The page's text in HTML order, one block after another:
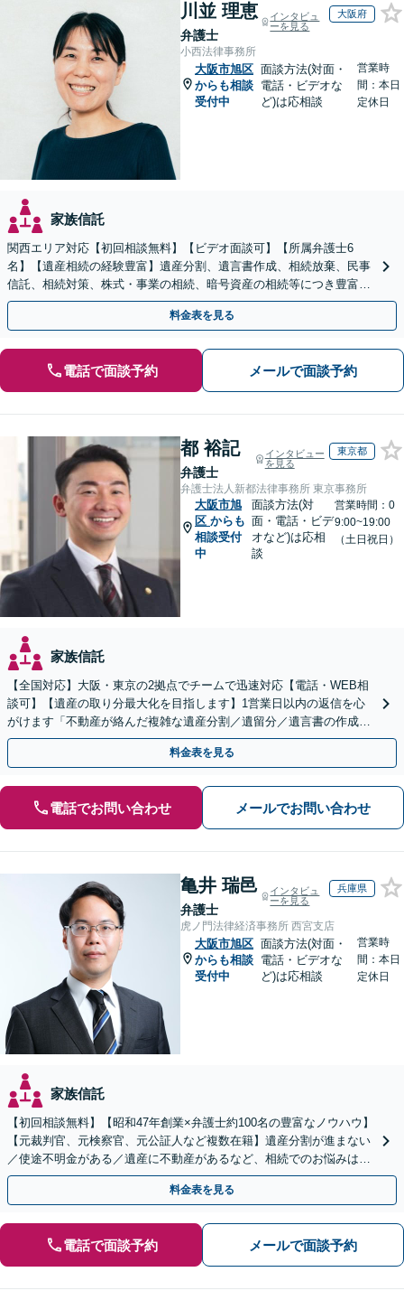
川並 理恵
弁護士
インタビュ
ーを見る
大阪府
小西法律事務所
大阪市旭区
からも相談
受付中
面談方法(対面・
電話・ビデオな
ど)は応相談
営業時
間：本日
定休日
家族信託
関西エリア対応【初回相談無料】【ビデオ面談可】【所属弁護士6
名】【遺産相続の経験豊富】遺産分割、遺言書作成、相続放棄、民事
信託、相続対策、株式・事業の相続、暗号資産の相続等につき豊富な
対応実績。【バリアフリー】【完全個室対応】
料金表を見る
電話で面談予約 メールで面談予約
都 裕記
弁護士
インタビュー
を見る
東京都
弁護士法人新都法律事務所 東京事務所
大阪市旭
区 からも
相談受付
中
面談方法(対
面・電話・ビデ
オなど)は応相
談
営業時間：0
9:00~19:00
（土日祝日）
家族信託
【全国対応】大阪・東京の2拠点でチームで迅速対応【電話・WEB相
談可】【遺産の取り分最大化を目指します】1営業日以内の返信を心
がけます「不動産が絡んだ複雑な遺産分割／遺留分／遺言書の作成・
執行／事業承継など、お任せください」【休日相談あり】
料金表を見る
電話でお問い合わせ メールでお問い合わせ
亀井 瑞邑
弁護士
インタビュ
ーを見る
兵庫県
虎ノ門法律経済事務所 西宮支店
大阪市旭区
からも相談
受付中
面談方法(対面・
電話・ビデオな
ど)は応相談
営業時
間：本日
定休日
家族信託
【初回相談無料】【昭和47年創業×弁護士約100名の豊富なノウハウ】
【元裁判官、元検察官、元公証人など複数在籍】遺産分割が進まない
／使途不明金がある／遺産に不動産があるなど、相続でのお悩みはご
相談ください【他士業連携で登記・税も対応】
料金表を見る
電話で面談予約 メールで面談予約